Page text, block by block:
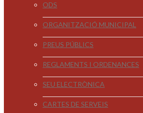
ODS
ORGANITZACIÓ MUNICIPAL
PREUS PÚBLICS
REGLAMENTS I ORDENANCES
SEU ELECTRÒNICA
CARTES DE SERVEIS